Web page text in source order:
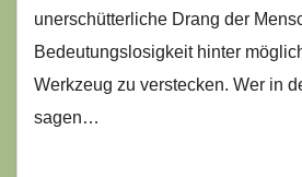
unerschütterliche Drang der
Bedeutungslosigkeit hinter
Werkzeug zu verstecken. Wer in
sagen…